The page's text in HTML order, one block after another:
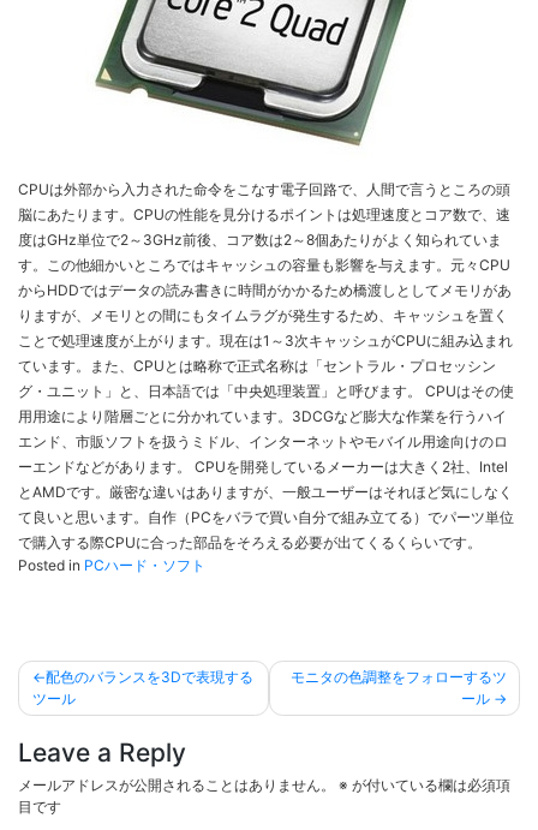
CPUは外部から入力された命令をこなす電子回路で、人間で言うところの頭
脳にあたります。CPUの性能を見分けるポイントは処理速度とコア数で、速
度はGHz単位で2～3GHz前後、コア数は2～8個あたりがよく知られていま
す。この他細かいところではキャッシュの容量も影響を与えます。元々CPU
からHDDではデータの読み書きに時間がかかるため橋渡しとしてメモリがあ
りますが、メモリとの間にもタイムラグが発生するため、キャッシュを置く
ことで処理速度が上がります。現在は1～3次キャッシュがCPUに組み込まれ
ています。また、CPUとは略称で正式名称は「セントラル・プロセッシン
グ・ユニット」と、日本語では「中央処理装置」と呼びます。 CPUはその使
用用途により階層ごとに分かれています。3DCGなど膨大な作業を行うハイ
エンド、市販ソフトを扱うミドル、インターネットやモバイル用途向けのロ
ーエンドなどがあります。 CPUを開発しているメーカーは大きく2社、Intel
とAMDです。厳密な違いはありますが、一般ユーザーはそれほど気にしなく
て良いと思います。自作（PCをバラで買い自分で組み立てる）でパーツ単位
で購入する際CPUに合った部品をそろえる必要が出てくるくらいです。
Posted in PCハード・ソフト
投
稿
ナ
ビ
ゲ
配色のバランスを3Dで表現する
ツール
モニタの色調整をフォローするツ
ール
Leave a Reply
メールアドレスが公開されることはありません。 ※ が付いている欄は必須項
目です